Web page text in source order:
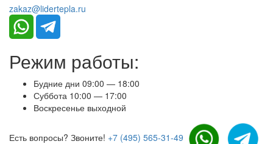
zakaz@lidertepla.ru
Режим работы:
Будние дни 09:00 — 18:00
Суббота 10:00 — 17:00
Воскресенье выходной
Есть вопросы? Звоните! +7 (495) 565-31-49